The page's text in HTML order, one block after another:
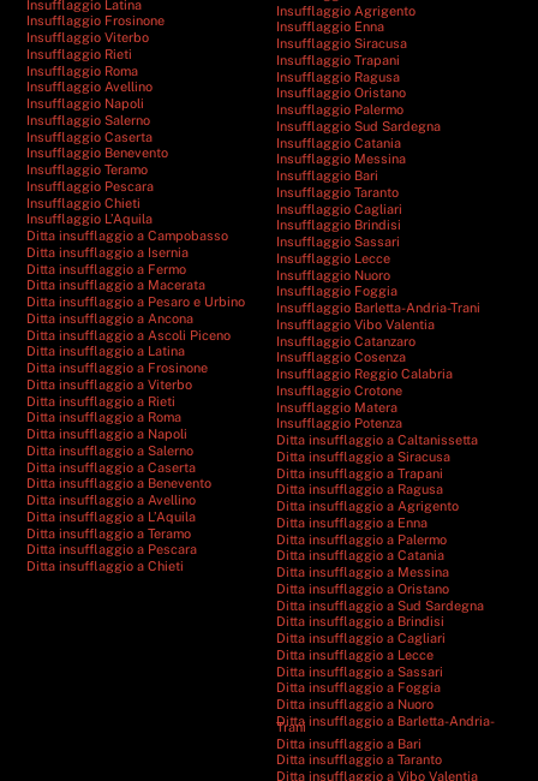
Insufflaggio Latina
Insufflaggio Frosinone
Insufflaggio Viterbo
Insufflaggio Rieti
Insufflaggio Roma
Insufflaggio Avellino
Insufflaggio Napoli
Insufflaggio Salerno
Insufflaggio Caserta
Insufflaggio Benevento
Insufflaggio Teramo
Insufflaggio Pescara
Insufflaggio Chieti
Insufflaggio L’Aquila
Ditta insufflaggio a Campobasso
Ditta insufflaggio a Isernia
Ditta insufflaggio a Fermo
Ditta insufflaggio a Macerata
Ditta insufflaggio a Pesaro e Urbino
Ditta insufflaggio a Ancona
Ditta insufflaggio a Ascoli Piceno
Ditta insufflaggio a Latina
Ditta insufflaggio a Frosinone
Ditta insufflaggio a Viterbo
Ditta insufflaggio a Rieti
Ditta insufflaggio a Roma
Ditta insufflaggio a Napoli
Ditta insufflaggio a Salerno
Ditta insufflaggio a Caserta
Ditta insufflaggio a Benevento
Ditta insufflaggio a Avellino
Ditta insufflaggio a L’Aquila
Ditta insufflaggio a Teramo
Ditta insufflaggio a Pescara
Ditta insufflaggio a Chieti
Insufflaggio Agrigento
Insufflaggio Enna
Insufflaggio Siracusa
Insufflaggio Trapani
Insufflaggio Ragusa
Insufflaggio Oristano
Insufflaggio Palermo
Insufflaggio Sud Sardegna
Insufflaggio Catania
Insufflaggio Messina
Insufflaggio Bari
Insufflaggio Taranto
Insufflaggio Cagliari
Insufflaggio Brindisi
Insufflaggio Sassari
Insufflaggio Lecce
Insufflaggio Nuoro
Insufflaggio Foggia
Insufflaggio Barletta-Andria-Trani
Insufflaggio Vibo Valentia
Insufflaggio Catanzaro
Insufflaggio Cosenza
Insufflaggio Reggio Calabria
Insufflaggio Crotone
Insufflaggio Matera
Insufflaggio Potenza
Ditta insufflaggio a Caltanissetta
Ditta insufflaggio a Siracusa
Ditta insufflaggio a Trapani
Ditta insufflaggio a Ragusa
Ditta insufflaggio a Agrigento
Ditta insufflaggio a Enna
Ditta insufflaggio a Palermo
Ditta insufflaggio a Catania
Ditta insufflaggio a Messina
Ditta insufflaggio a Oristano
Ditta insufflaggio a Sud Sardegna
Ditta insufflaggio a Brindisi
Ditta insufflaggio a Cagliari
Ditta insufflaggio a Lecce
Ditta insufflaggio a Sassari
Ditta insufflaggio a Foggia
Ditta insufflaggio a Nuoro
Ditta insufflaggio a Barletta-Andria-
Trani
Ditta insufflaggio a Bari
Ditta insufflaggio a Taranto
Ditta insufflaggio a Vibo Valentia